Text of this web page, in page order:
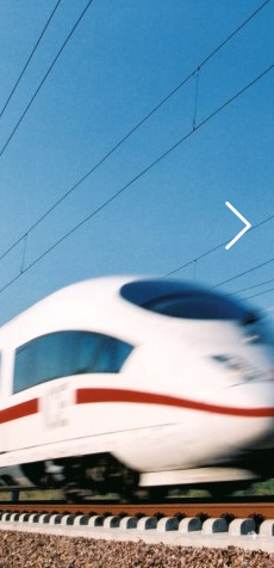
Hinweise:
die Eintrittskarte zur
enthalten ist! Bei
unmittelbar
Deutschen Bahn AG
Convention wird nicht
Convention ist auch nicht
des §§ 651a ff. BGB. Es
der
Haftung von Düsseldorf
wenden Sie sich bitte
(0) 30 58 60 20 901.